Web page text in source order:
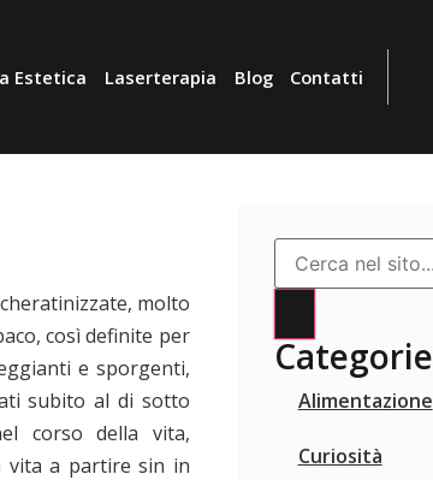
Estetica Laserterapia Blog Contatti
molto
così definite per
e sporgenti,
subito al di sotto
corso della vita,
vita a partire sin in
Categorie
Alimentazione
Curiosità